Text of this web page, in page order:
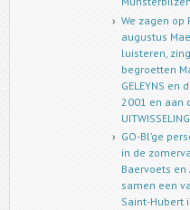
We zagen op
augustus
luisteren,
begroetten
GELEYNS en
2001 en aan
GO-Bl’ge
in de
Baervoets
samen een
Saint-Hubert